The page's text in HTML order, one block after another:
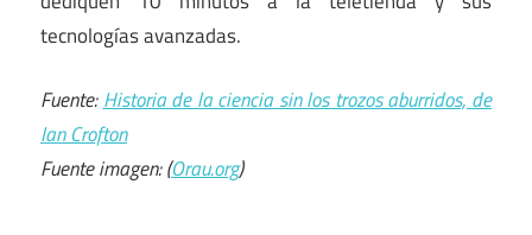
tecnologías avanzadas.
Fuente:Historia de la ciencia sin los trozos aburridos, de
Ian Crofton
Fuente imagen: (Orau.org)